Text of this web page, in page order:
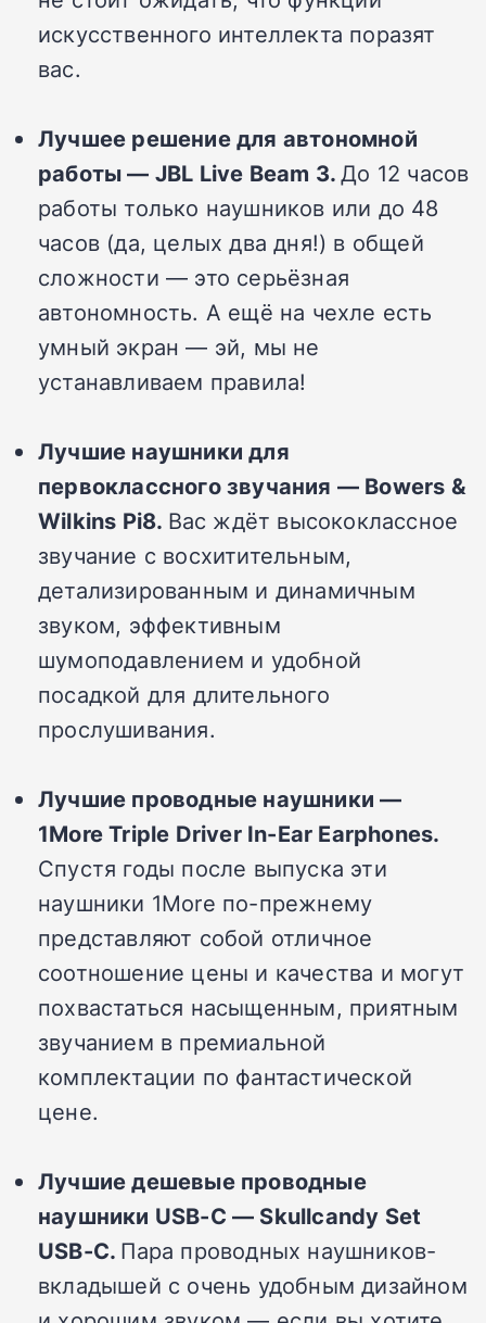
искусственного интеллекта поразят
вас.
Лучшее решение для автономной
работы — JBL Live Beam 3.До 12 часов
работы только наушников или до 48
часов (да, целых два дня!) в общей
сложности — это серьёзная
автономность. А ещё на чехле есть
умный экран — эй, мы не
устанавливаем правила!
Лучшие наушники для
первоклассного звучания — Bowers &
Wilkins Pi8. Вас ждёт высококлассное
звучание с восхитительным,
детализированным и динамичным
звуком, эффективным
шумоподавлением и удобной
посадкой для длительного
прослушивания.
Лучшие проводные наушники —
1More Triple Driver In-Ear Earphones.
Спустя годы после выпуска эти
наушники 1More по-прежнему
представляют собой отличное
соотношение цены и качества и могут
похвастаться насыщенным, приятным
звучанием в премиальной
комплектации по фантастической
цене.
Лучшие дешевые проводные
наушники USB-C — Skullcandy Set
USB-C. Пара проводных наушников-
вкладышей с очень удобным дизайном